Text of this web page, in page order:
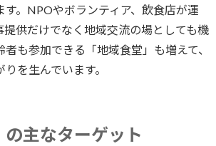
す。NPOやボランティア、飲食店が運
提供だけでなく地域交流の場としても機
も参加できる「地域食堂」も増えて、
を生んでいます。
の主なターゲット